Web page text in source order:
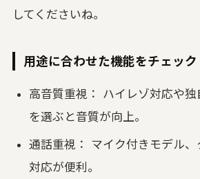
してくださいね。
用途に合わせた機能をチェック
高音質重視： ハイレゾ対応や独
を選ぶと音質が向上。
通話重視： マイク付きモデル
対応が便利。